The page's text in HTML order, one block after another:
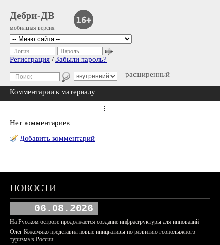
Дебри-ДВ
мобильная версия
расширенный
Логин Пароль
Регистрация / Забыли пароль?
Комментарии к материалу
Нет комментариев
Добавить комментарий
НОВОСТИ
06.08.2026
На Русском острове продолжается создание инфраструктуры для инноваций
Олег Кожемяко представил новые инициативы по развитию горнолыжного
туризма в России